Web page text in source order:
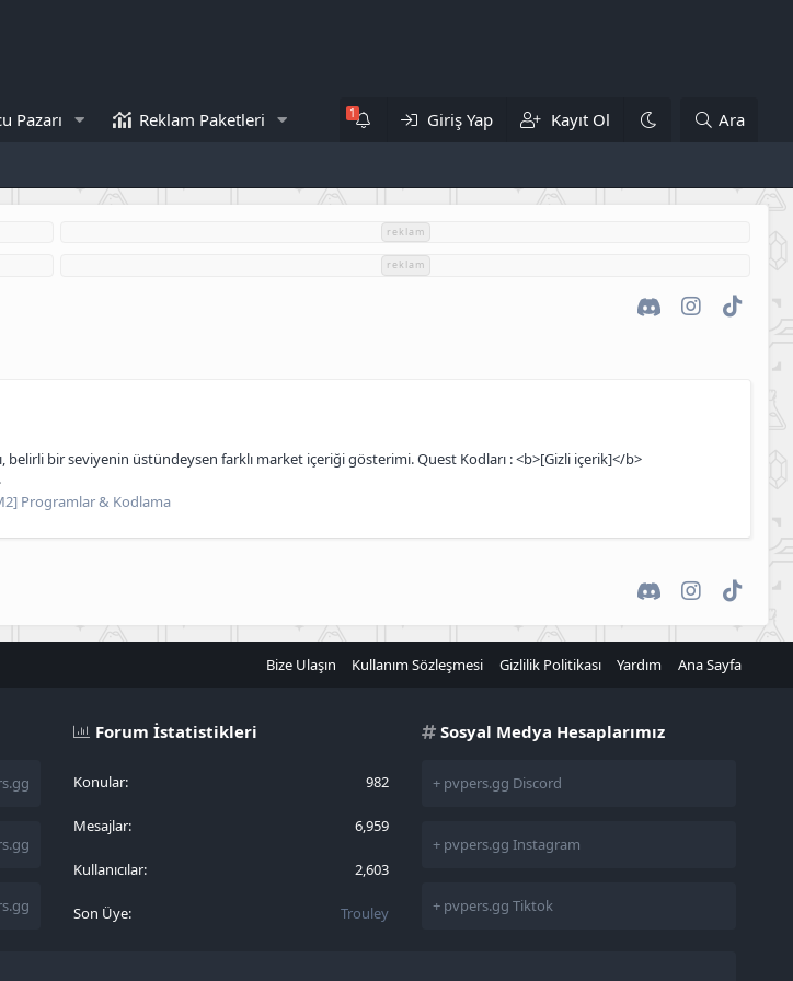
Pazarı Reklam Paketleri Giriş Yap Kayıt Ol Ara
reklam
reklam
DiscordInstagram
TikTok
bir seviyenin üstündeysen farklı market içeriği gösterimi. Quest Kodları : <b>[Gizli içerik]</b>
Programlar & Kodlama
DiscordInstagram
TikTok
Bize Ulaşın Kullanım Sözleşmesi Gizlilik Politikası Yardım Ana Sayfa
Forum İstatistikleri
Konular 982
Mesajlar 6,959
Kullanıcılar 2,603
Son Üye Trouley
Sosyal Medya Hesaplarımız
+ pvpers.gg Discord
+ pvpers.gg Instagram
+ pvpers.gg Tiktok